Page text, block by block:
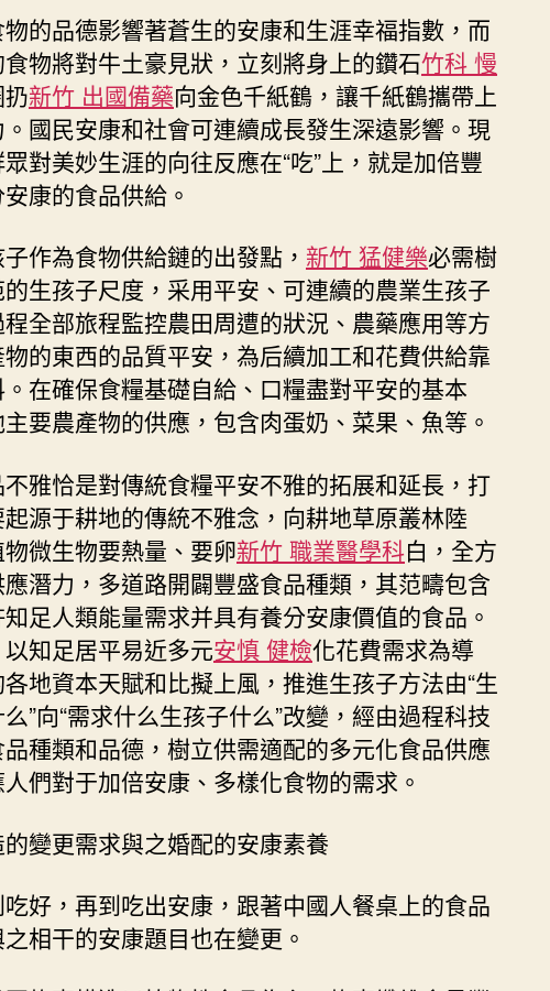
的品德影響著蒼生的安康和生涯幸福指數，而
物將對牛土豪見狀，立刻將身上的鑽石竹科 慢
新竹 出國備藥向金色千紙鶴，讓千紙鶴攜帶上
國民安康和社會可連續成長發生深遠影響。現
對美妙生涯的向往反應在“吃”上，就是加倍豐
康的食品供給。
作為食物供給鏈的出發點， 新竹 猛健樂必需樹
生孩子尺度，采用平安、可連續的農業生孩子
全部旅程監控農田周遭的狀況、農藥應用等方
的東西的品質平安，為后續加工和花費供給靠
在確保食糧基礎自給、口糧盡對平安的基本
主要農產物的供應，包含肉蛋奶、菜果、魚等。
雅恰是對傳統食糧平安不雅的拓展和延長，打
源于耕地的傳統不雅念，向耕地草原叢林陸
微生物要熱量、要卵新竹 職業醫學科白，全方
潛力，多道路開闢豐盛食品種類，其范疇包含
足人類能量需求并具有養分安康價值的食品。
知足居平易近多元安慎 健檢化花費需求為導
地資本天賦和比擬上風，推進生孩子方法由“生
”向“需求什么生孩子什么”改變，經由過程科技
種類和品德，樹立供需適配的多元化食品供應
們對于加倍安康、多樣化食物的需求。
變更需求與之婚配的安康素養
好，再到吃出安康，跟著中國人餐桌上的食品
相干的安康題目也在變更。